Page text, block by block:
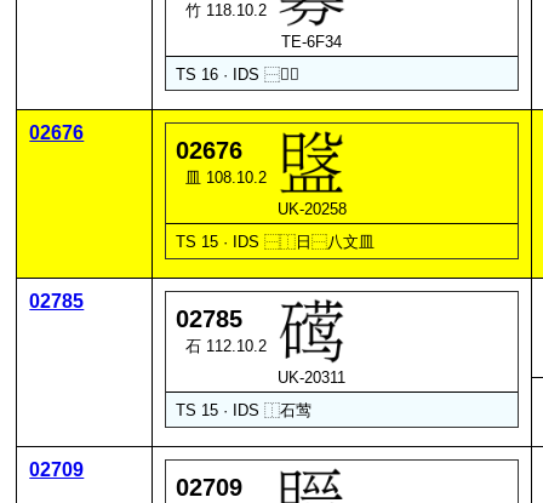
竹 118.10.2
TE-6F34
TS 16 · IDS⿱𮅕 刀
02676
02676
皿 108.10.2
UK-20258
TS 15 · IDS⿱⿰ 日⿱八文 皿
02785
02785
石 112.10.2
UK-20311
TS 15 · IDS⿰石莺
02709
02709